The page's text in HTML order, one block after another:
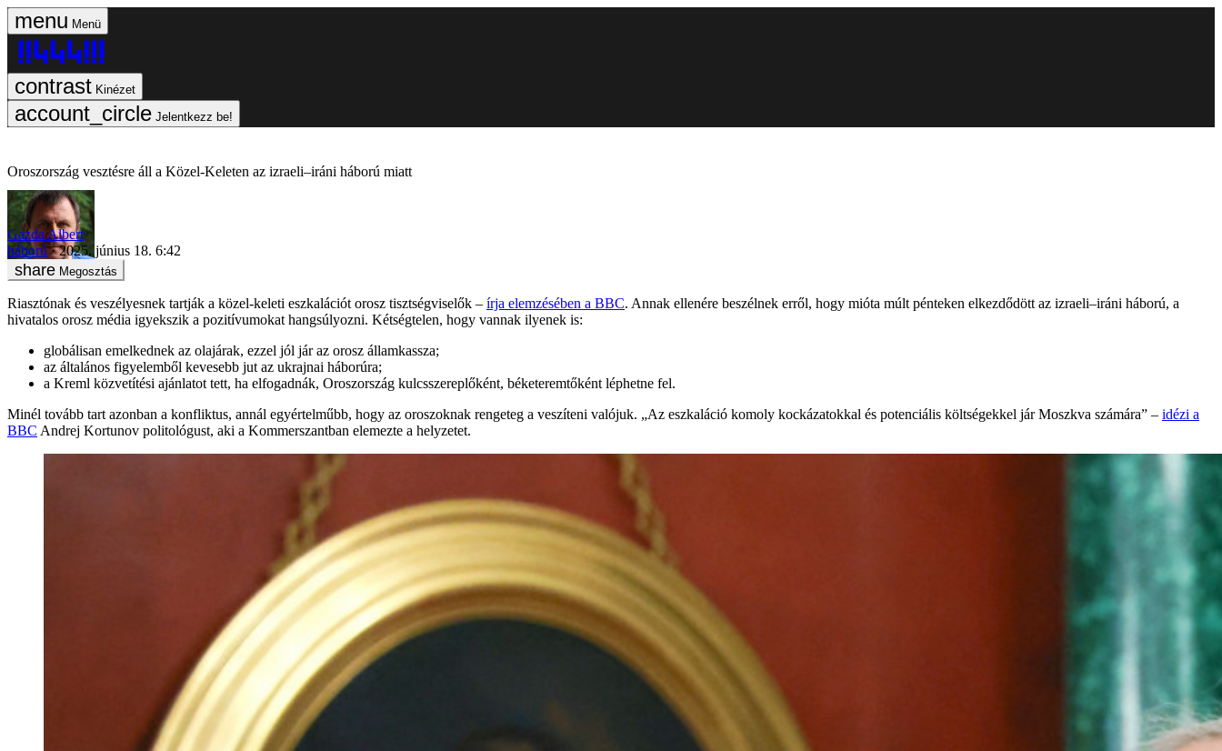
Menü
Kinézet
Jelentkezz be!
Oroszország vesztésre áll a Közel-Keleten az izraeli–iráni háború miatt
Gazda Albert
háború
2025. június 18. 6:42
Megosztás
Riasztónak és veszélyesnek tartják a közel-keleti eszkalációt orosz tisztségviselők – írja elemzésében a BBC. Annak ellenére beszélnek erről, hogy mióta múlt pénteken elkezdődött az izraeli–iráni háború, a
hivatalos orosz média igyekszik a pozitívumokat hangsúlyozni. Kétségtelen, hogy vannak ilyenek is:
globálisan emelkednek az olajárak, ezzel jól jár az orosz államkassza;
az általános figyelemből kevesebb jut az ukrajnai háborúra;
a Kreml közvetítési ajánlatot tett, ha elfogadnák, Oroszország kulcsszereplőként, béketeremtőként léphetne fel.
Minél tovább tart azonban a konfliktus, annál egyértelműbb, hogy az oroszoknak rengeteg a veszíteni valójuk. „Az eszkaláció komoly kockázatokkal és potenciális költségekkel jár Moszkva számára” – idézi a
BBC Andrej Kortunov politológust, aki a Kommerszantban elemezte a helyzetet.